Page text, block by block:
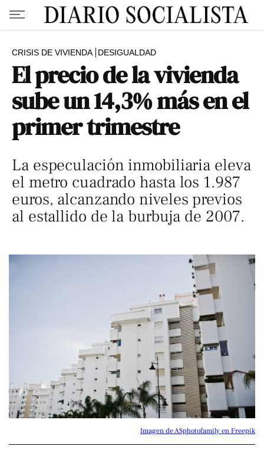
CRISIS DE VIVIENDA DESIGUALDAD
El precio de la vivienda
sube un 14,3% más en el
primer trimestre
La especulación inmobiliaria eleva
el metro cuadrado hasta los 1.987
euros, alcanzando niveles previos
al estallido de la burbuja de 2007.
Imagen de ASphotofamily en Freepik